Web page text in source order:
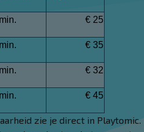
€ 25
€ 35
€ 32
€ 45
zie je direct in Playtomic.